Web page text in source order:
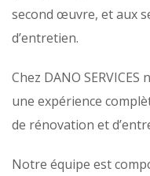
second œuvre, et aux
d’entretien.
Chez DANO
une expérience
de rénovation et
Notre équipe est